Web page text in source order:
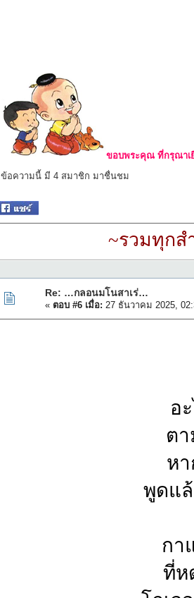
ขอบพระคุณ ที่กรุณาเ
ข้อความนี้ มี 4 สมาชิก มาชื่นชม
~รวมทุกส
Re: …กลอนมโนสาเร่…
« ตอบ #6 เมื่อ: 27 ธันวาคม 2025,
อ
ต
ห
พูดแ
กา
ที่ห